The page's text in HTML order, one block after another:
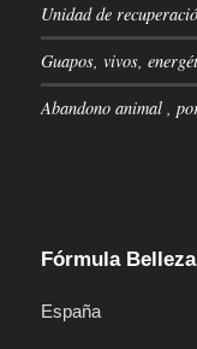
Unidad de
Guapos, vivos,
Abandono animal ,
Fórmula Belleza
España